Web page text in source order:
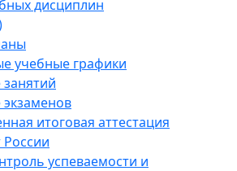
дисциплин
учебные графики
итоговая аттестация
России
успеваемости и